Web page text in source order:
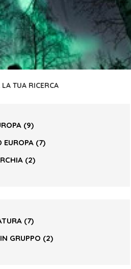
TUA RICERCA
(9)
EUROPA (7)
(2)
(7)
GRUPPO (2)